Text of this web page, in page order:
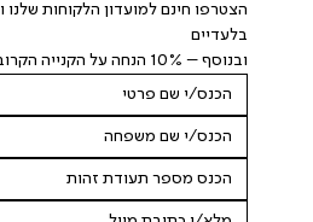
בלעדיים
ובנוסף – 10% הנחה על הקנייה הקרובה